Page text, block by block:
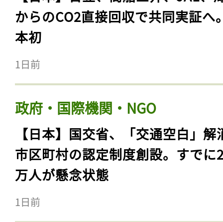
からのCO2直接回収で共同実証へ
本初
1日前
政府・国際機関・NGO
【日本】国交省、「交通空白」解
市区町村の認定制度創設。すでに
万人が懸念状態
1日前